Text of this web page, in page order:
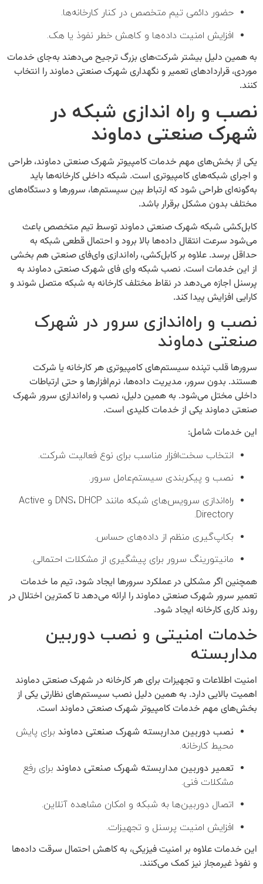
حضور دائمی تیم متخصص در کنار کارخانه‌ها.
افزایش امنیت داده‌ها و کاهش خطر نفوذ یا هک.
به همین دلیل بیشتر شرکت‌های بزرگ ترجیح می‌دهند به‌جای خدمات
موردی، قراردادهایتعمیر و نگهداری شهرک صنعتی دماوندرا انتخاب
کنند.
نصب و راه‌ اندازی شبکه در
شهرک صنعتی دماوند
یکی از بخش‌های مهم خدمات کامپیوتر شهرک صنعتی دماوند، طراحی
و اجرای شبکه‌های کامپیوتری است. شبکه داخلی کارخانه‌ها باید
به‌گونه‌ای طراحی شود که ارتباط بین سیستم‌ها، سرورها و دستگاه‌های
مختلف بدون مشکل برقرار باشد.
کابل‌کشی شبکه شهرک صنعتی دماوندتوسط تیم متخصص باعث
می‌شود سرعت انتقال داده‌ها بالا برود و احتمال قطعی شبکه به
حداقل برسد. علاوه بر کابل‌کشی، راه‌اندازی وای‌فای صنعتی هم بخشی
از این خدمات است. نصب شبکه وای‌ فای شهرک صنعتی دماوند به
پرسنل اجازه می‌دهد در نقاط مختلف کارخانه به شبکه متصل شوند و
کارایی افزایش پیدا کند.
نصب و راه‌اندازی سرور در شهرک
صنعتی دماوند
سرورها قلب تپنده سیستم‌های کامپیوتری هر کارخانه یا شرکت
هستند. بدون سرور، مدیریت داده‌ها، نرم‌افزارها و حتی ارتباطات
داخلی مختل می‌شود. به همین دلیل، نصب و راه‌اندازی سرور شهرک
صنعتی دماوندیکی از خدمات کلیدی است.
این خدمات شامل:
انتخاب سخت‌افزار مناسب برای نوع فعالیت شرکت.
نصب و پیکربندی سیستم‌عامل سرور.
راه‌اندازی سرویس‌های شبکه مانند DNS، DHCP و Active
Directory.
بکاپ‌گیری منظم از داده‌های حساس.
مانیتورینگ سرور برای پیشگیری از مشکلات احتمالی.
همچنین اگر مشکلی در عملکرد سرورها ایجاد شود، تیم ما خدمات
تعمیر سرور شهرک صنعتی دماوندرا ارائه می‌دهد تا کمترین اختلال در
روند کاری کارخانه ایجاد شود.
خدمات امنیتی و نصب دوربین
مداربسته
امنیت اطلاعات و تجهیزات برای هر کارخانه در شهرک صنعتی دماوند
اهمیت بالایی دارد. به همین دلیل نصب سیستم‌های نظارتی یکی از
بخش‌های مهم خدمات کامپیوتر شهرک صنعتی دماوند است.
نصب دوربین مداربسته شهرک صنعتی دماوند برای پایش
محیط کارخانه.
تعمیر دوربین مداربسته شهرک صنعتی دماوند برای رفع
مشکلات فنی.
اتصال دوربین‌ها به شبکه و امکان مشاهده آنلاین.
افزایش امنیت پرسنل و تجهیزات.
این خدمات علاوه بر امنیت فیزیکی، به کاهش احتمال سرقت داده‌ها
و نفوذ غیرمجاز نیز کمک می‌کنند.